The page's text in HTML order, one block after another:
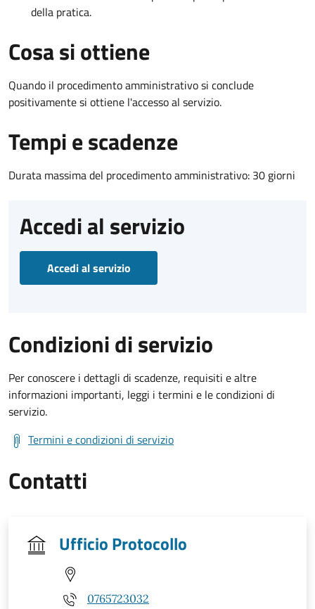
della pratica.
Cosa si ottiene
Quando il procedimento amministrativo si conclude
positivamente si ottiene l'accesso al servizio.
Tempi e scadenze
Durata massima del procedimento amministrativo: 30 giorni
Accedi al servizio
Accedi al servizio
Condizioni di servizio
Per conoscere i dettagli di scadenze, requisiti e altre
informazioni importanti, leggi i termini e le condizioni di
servizio.
Termini e condizioni di servizio
Contatti
Ufficio Protocollo
0765723032